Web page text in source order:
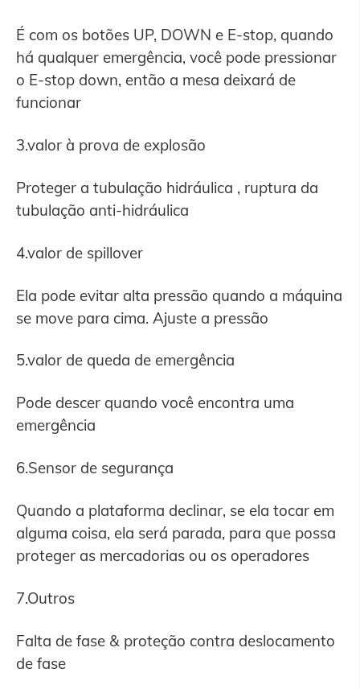
É com os botões UP, DOWN e E-stop, quando
há qualquer emergência, você pode pressionar
o E-stop down, então a mesa deixará de
funcionar
3.valor à prova de explosão
Proteger a tubulação hidráulica , ruptura da
tubulação anti-hidráulica
4.valor de spillover
Ela pode evitar alta pressão quando a máquina
se move para cima. Ajuste a pressão
5.valor de queda de emergência
Pode descer quando você encontra uma
emergência
6.Sensor de segurança
Quando a plataforma declinar, se ela tocar em
alguma coisa, ela será parada, para que possa
proteger as mercadorias ou os operadores
7.Outros
Falta de fase & proteção contra deslocamento
de fase